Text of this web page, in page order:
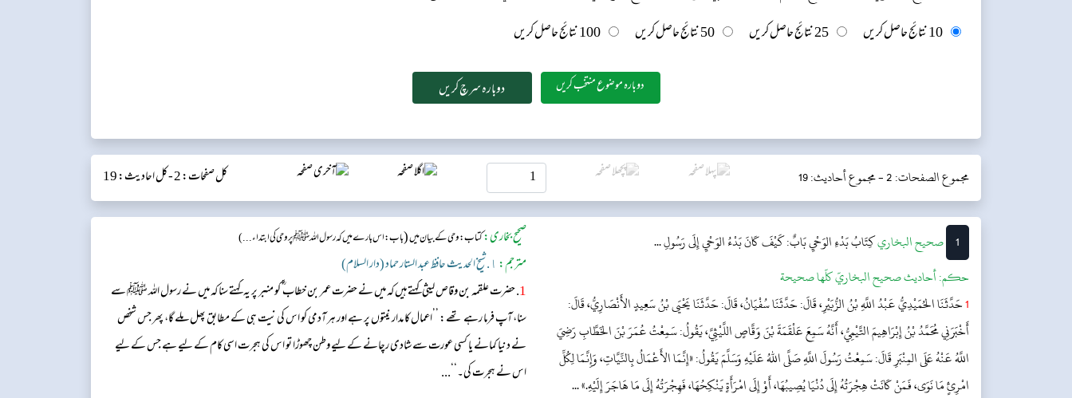
10 نتائج حاصل کریں
25 نتائج حاصل کریں 50 نتائج حاصل کریں 100 نتائج حاصل کریں
دوبارہ موضوع منتخب کریں
مجموع الصفحات: 2 - مجموع أحاديث: 19 کل صفحات: 2 - کل احادیث: 19
1 ‌‌صحيح البخاريكِتَابُ بَدْءِ الوَحْيِبَابٌ: كَيْفَ كَانَ بَدْءُ الوَحْيِ إِلَى رَسُولِ ...
حکم:أحاديث صحيح البخاريّ كلّها صحيحة
1حَدَّثَنَا الحُمَيْدِيُّ عَبْدُ اللَّهِ بْنُ الزُّبَيْرِ، قَالَ: حَدَّثَنَا سُفْيَانُ، قَالَ: حَدَّثَنَا يَحْيَى بْنُ سَعِيدٍ الأَنْصَارِيُّ، قَالَ:
أَخْبَرَنِي مُحَمَّدُ بْنُ إِبْرَاهِيمَ التَّيْمِيُّ، أَنَّهُ سَمِعَ عَلْقَمَةَ بْنَ وَقَّاصٍ اللَّيْثِيَّ، يَقُولُ: سَمِعْتُ عُمَرَ بْنَ الخَطَّابِ رَضِيَ
اللَّهُ عَنْهُ عَلَى المِنْبَرِ قَالَ: سَمِعْتُ رَسُولَ اللَّهِ صَلَّى اللهُ عَلَيْهِ وَسَلَّمَ يَقُولُ: «إِنَّمَا الأَعْمَالُ بِالنِّيَّاتِ، وَإِنَّمَا لِكُلِّ
امْرِئٍ مَا نَوَى، فَمَنْ كَانَتْ هِجْرَتُهُ إِلَى دُنْيَا يُصِيبُهَا، أَوْ إِلَى امْرَأَةٍ يَنْكِحُهَا، فَهِجْرَتُهُ إِلَى مَا هَاجَرَ إِلَيْهِ.» ...
صحیح بخاری:کتاب: وحی کے بیان میں(باب: اس بارے میں کہ رسول اللہﷺ پر وحی کی ابتداء...)
مترجم: ١. شیخ الحدیث حافظ عبد الستار حماد (دار السلام)
1 . حضرت علقمہ بن وقاص لیثی کہتے ہیں کہ میں نے حضرت عمر بن خطاب ؓ کو منبر پر یہ کہتے سنا کہ میں نے رسول اللہ ﷺ سے
سنا، آپ فرما رہے تھے: ’’اعمال کا مدار نیتوں پر ہے اور ہر آدمی کو اس کی نیت ہی کے مطابق پھل ملے گا، پھر جس شخص
نے دنیا کمانے یا کسی عورت سے شادی رچانے کے لیے وطن چھوڑا تو اس کی ہجرت اسی کام کے لیے ہے جس کے لیے
اس نے ہجرت کی۔‘‘...